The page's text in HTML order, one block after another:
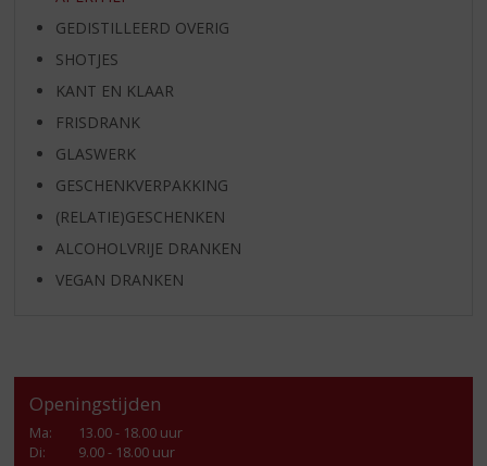
GEDISTILLEERD OVERIG
SHOTJES
KANT EN KLAAR
FRISDRANK
GLASWERK
GESCHENKVERPAKKING
(RELATIE)GESCHENKEN
ALCOHOLVRIJE DRANKEN
VEGAN DRANKEN
Openingstijden
Ma:
13.00 - 18.00 uur
Di:
9.00 - 18.00 uur